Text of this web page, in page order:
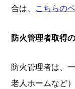
合は、 こちらの
防火管理者取得
防火管理者は、
老人ホームなど